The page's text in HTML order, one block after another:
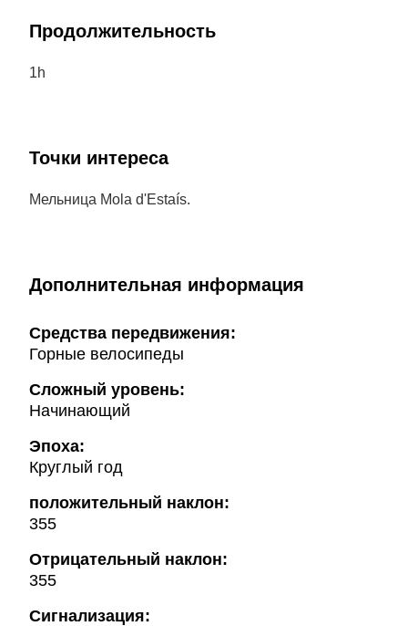
Продолжительность
1h
Точки интереса
Мельница Mola d'Estaís.
Дополнительная информация
Cредства передвижения:
Горные велосипеды
Сложный уровень:
Начинающий
Эпоха:
Круглый год
положительный наклон:
355
Oтрицательный наклон:
355
Сигнализация: